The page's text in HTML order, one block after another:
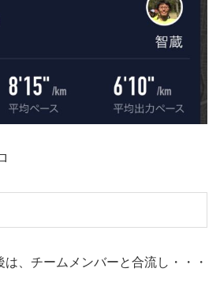
、チームメンバーと合流し・・・